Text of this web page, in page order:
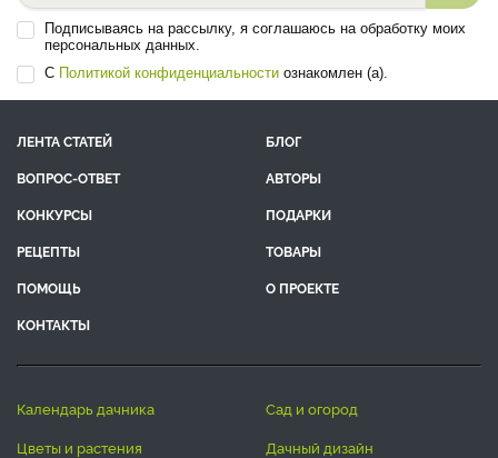
Подписываясь на рассылку, я соглашаюсь на обработку моих
персональных данных.
С Политикой конфиденциальности ознакомлен (а).
ЛЕНТА СТАТЕЙ
БЛОГ
ВОПРОС-ОТВЕТ
АВТОРЫ
КОНКУРСЫ
ПОДАРКИ
РЕЦЕПТЫ
ТОВАРЫ
ПОМОЩЬ
О ПРОЕКТЕ
КОНТАКТЫ
календарь дачника
сад и огород
цветы и растения
дачный дизайн